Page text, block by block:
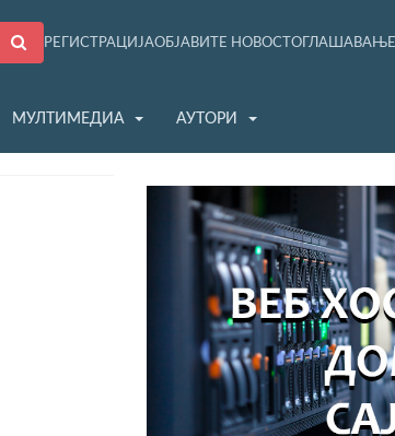
РЕГИСТРАЦИЈАОБЈАВИТЕ НОВОСТ ОГЛАШАВАЊЕ
МУЛТИМЕДИА АУТОРИ